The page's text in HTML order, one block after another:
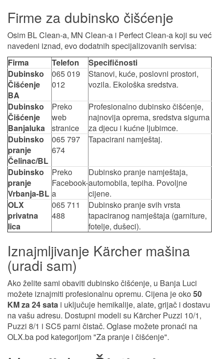
Firme za dubinsko čišćenje
Osim BL Clean-a, MN Clean-a i Perfect Clean-a koji su već
navedeni iznad, evo dodatnih specijalizovanih servisa:
Firma
Telefon
Specifičnosti
Dubinsko
Čišćenje
BA
065 019
012
Stanovi, kuće, poslovni prostori,
vozila. Ekološka sredstva.
Dubinsko
Čišćenje
Banjaluka
Preko
web
stranice
Profesionalno dubinsko čišćenje,
najnovija oprema, sredstva sigurna
za djecu i kućne ljubimce.
Dubinsko
pranje
Čelinac/BL
065 797
674
Tapacirani namještaj.
Dubinsko
pranje
Vrbanja-BL
Preko
Facebook-
a
Dubinsko pranje namještaja,
automobila, tepiha. Povoljne
cijene.
OLX
privatna
lica
065 711
488
Dubinsko pranje svih vrsta
tapaciranog namještaja (garniture,
fotelje, dušeci).
Iznajmljivanje Kärcher mašina
(uradi sam)
Ako želite sami obaviti dubinsko čišćenje, u Banja Luci
možete iznajmiti profesionalnu opremu. Cijena je oko 50
KM za 24 sata i uključuje hemikalije, alate, grijač i dostavu
na vašu adresu. Dostupni modeli su Kärcher Puzzi 10/1,
Puzzi 8/1 i SC5 parni čistač. Oglase možete pronaći na
OLX.ba pod kategorijom "Za pranje i čišćenje".